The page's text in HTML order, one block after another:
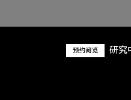
预约阅览 研究